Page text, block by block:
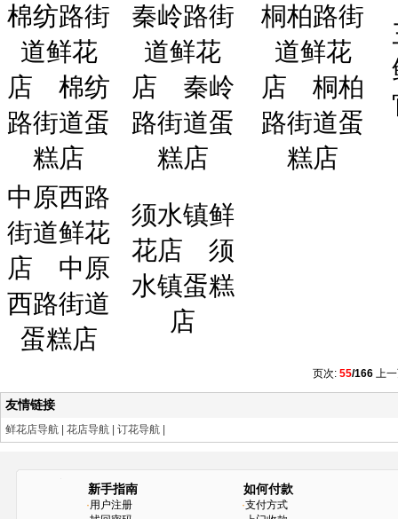
棉纺路街
道鲜花
店
棉纺
路街道蛋
糕店
秦岭路街
道鲜花
店
秦岭
路街道蛋
糕店
桐柏路街
道鲜花
店
桐柏
路街道蛋
糕店
中原西路
街道鲜花
店
中原
西路街道
蛋糕店
须水镇鲜
花店
须
水镇蛋糕
店
页次:55/166 上
友情链接
鲜花店导航 花店导航 订花导航
新手指南
·用户注册
如何付款
·支付方式